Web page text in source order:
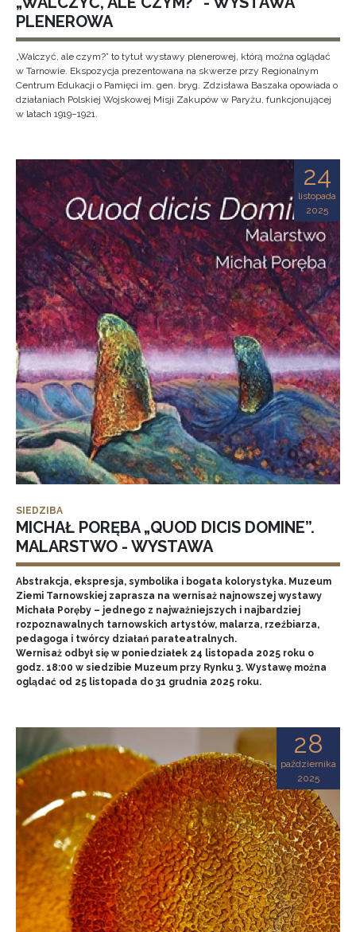
PLENEROWA
„Walczyć, ale czym?” to tytuł wystawy plenerowej, którą można oglądać
w Tarnowie. Ekspozycja prezentowana na skwerze przy Regionalnym
Centrum Edukacji o Pamięci im. gen. bryg. Zdzisława Baszaka opowiada o
działaniach Polskiej Wojskowej Misji Zakupów w Paryżu, funkcjonującej
w latach 1919–1921.
24
listopada
2025
SIEDZIBA
MICHAŁ PORĘBA „QUOD DICIS DOMINE”.
MALARSTWO - WYSTAWA
Abstrakcja, ekspresja, symbolika i bogata kolorystyka. Muzeum
Ziemi Tarnowskiej zaprasza na wernisaż najnowszej wystawy
Michała Poręby – jednego z najważniejszych i najbardziej
rozpoznawalnych tarnowskich artystów, malarza, rzeźbiarza,
pedagoga i twórcy działań parateatralnych.
Wernisaż odbył się w poniedziałek 24 listopada 2025 roku o
godz. 18:00 w siedzibie Muzeum przy Rynku 3. Wystawę można
oglądać od 25 listopada do 31 grudnia 2025 roku.
28
października
2025